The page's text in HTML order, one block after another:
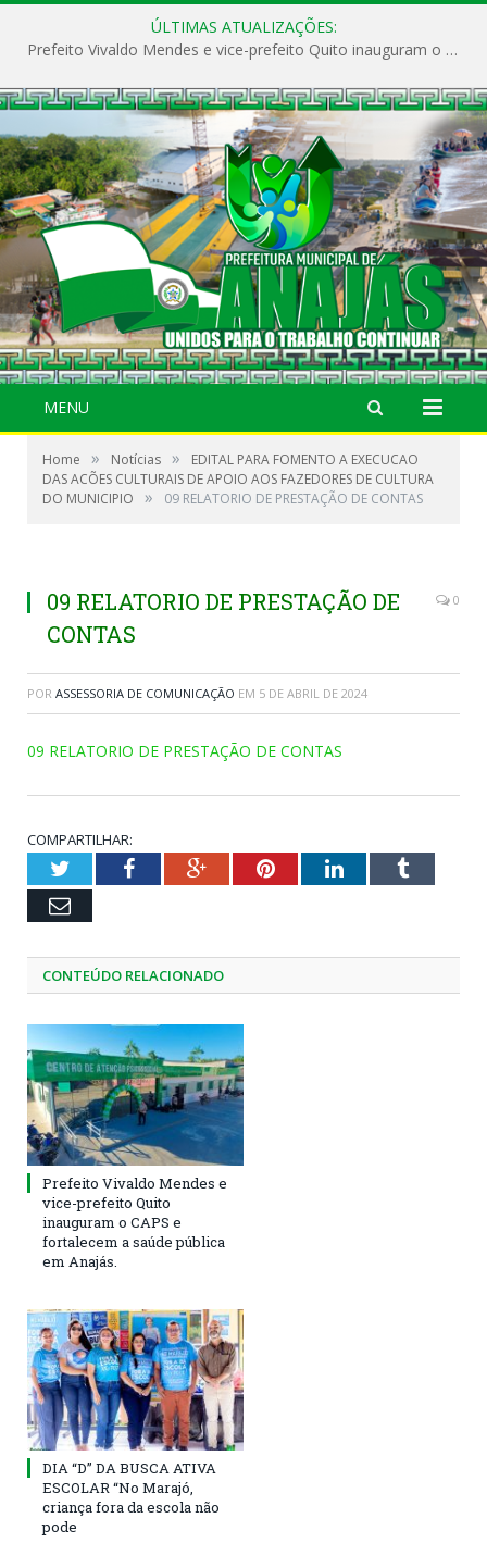
ÚLTIMAS ATUALIZAÇÕES:
Prefeito Vivaldo Mendes e vice-prefeito Quito inauguram o CAPS e fortalecem a saúde pública em Anajás.
MENU
Home » Notícias »
EDITAL PARA FOMENTO A EXECUCAO
DAS ACÕES CULTURAIS DE APOIO AOS FAZEDORES DE CULTURA
DO MUNICIPIO
» 09 RELATORIO DE PRESTAÇÃO DE CONTAS
09 RELATORIO DE PRESTAÇÃO DE
CONTAS
0
POR ASSESSORIA DE COMUNICAÇÃO EM 5 DE ABRIL DE 2024
09 RELATORIO DE PRESTAÇÃO DE CONTAS
COMPARTILHAR:
TwitterFacebookGoogle+PinterestLinkedInTumblr
Email
CONTEÚDO RELACIONADO
Prefeito Vivaldo Mendes e
vice-prefeito Quito
inauguram o CAPS e
fortalecem a saúde pública
em Anajás.
DIA “D” DA BUSCA ATIVA
ESCOLAR “No Marajó,
criança fora da escola não
pode